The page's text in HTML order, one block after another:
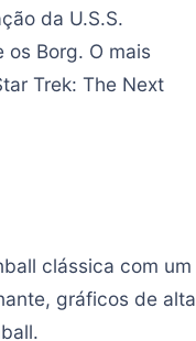
da U.S.S.
os Borg. O mais
Trek: The Next
clássica com um
gráficos de alta